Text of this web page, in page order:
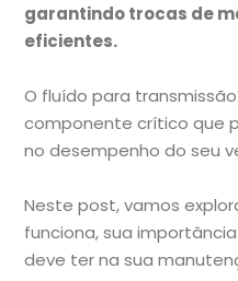
garantindo trocas de
eficientes.
O fluído para
componente crítico que
no desempenho do seu
Neste post, vamos
funciona, sua
deve ter na sua